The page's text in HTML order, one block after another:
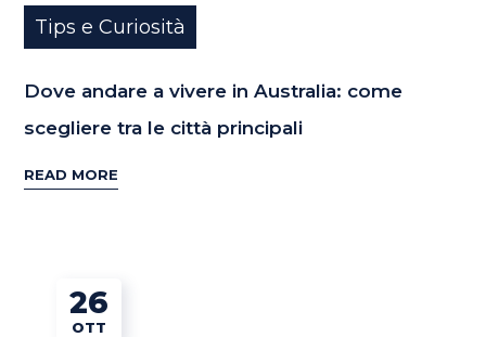
Tips e Curiosità
Dove andare a vivere in Australia: come
scegliere tra le città principali
READ MORE
26
OTT